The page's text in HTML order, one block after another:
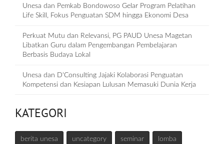
Unesa dan Pemkab Bondowoso Gelar Program Pelatihan
Life Skill, Fokus Penguatan SDM hingga Ekonomi Desa
Perkuat Mutu dan Relevansi, PG PAUD Unesa Magetan
Libatkan Guru dalam Pengembangan Pembelajaran
Berbasis Budaya Lokal
Unesa dan D‘Consulting Jajaki Kolaborasi Penguatan
Kompetensi dan Kesiapan Lulusan Memasuki Dunia Kerja
KATEGORI
berita unesa uncategory seminar lomba